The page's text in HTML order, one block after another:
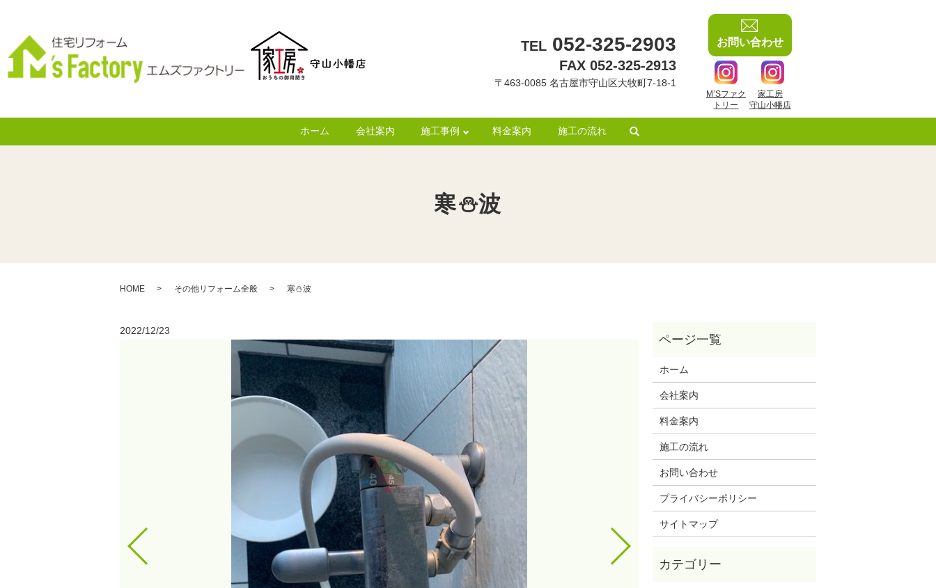
ホーム 会社案内 施工事例 料金案内 施工の流れ
TEL 052-325-2903
FAX 052-325-2913
〒463-0085 名古屋市守山区大牧町7-18-1
お問い合わせ
M’Sファク
トリー
家工房
守山小幡店
寒⛄波
HOME その他リフォーム全般 寒⛄波
2022/12/23
ホーム
会社案内
料金案内
施工の流れ
お問い合わせ
プライバシーポリシー
サイトマップ